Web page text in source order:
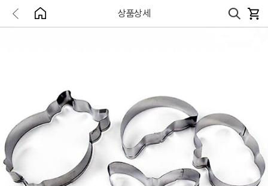
상품상세